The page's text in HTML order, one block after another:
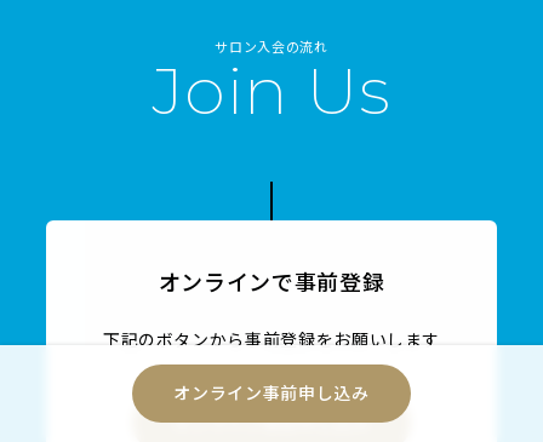
オンライン事前申し込み
サロン入会の流れ
Join Us
オンラインで事前登録
下記のボタンから事前登録をお願いします
オンライン事前申し込み